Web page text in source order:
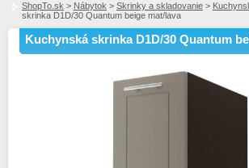
ShopTo.sk > Nábytok > Skrinky a skladovanie >
skrinka D1D/30 Quantum beige mat/lava
Kuchynská skrinka D1D/30 Quantum